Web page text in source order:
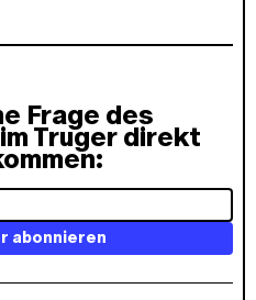
Frage des
Truger direkt
abonnieren